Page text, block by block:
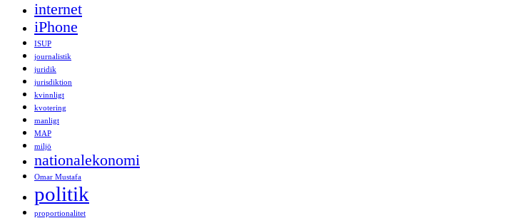
internet
iPhone
ISUP
journalistik
juridik
jurisdiktion
kvinnligt
kvotering
manligt
MAP
miljö
nationalekonomi
Omar Mustafa
politik
proportionalitet